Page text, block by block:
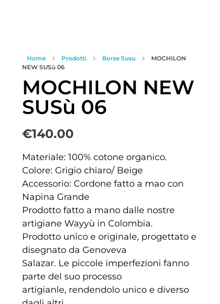
Home Prodotti Borse Susu
MOCHILON
NEW SUSù 06
MOCHILON NEW
SUSù 06
€140.00
Materiale: 100% cotone organico.
Colore: Grigio chiaro/ Beige
Accessorio: Cordone fatto a mao con
Napina Grande
Prodotto fatto a mano dalle nostre
artigiane Wayyù in Colombia.
Prodotto unico e originale, progettato e
disegnato da Genoveva
Salazar. Le piccole imperfezioni fanno
parte del suo processo
artigianle, rendendolo unico e diverso